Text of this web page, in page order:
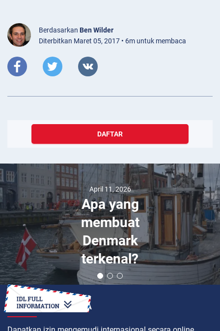
Berdasarkan Ben Wilder
Diterbitkan Maret 05, 2017 • 6m untuk membaca
DAFTAR
April 11, 2026
Apa yang
membuat
Denmark
terkenal?
BAGAIMANA CARANYA